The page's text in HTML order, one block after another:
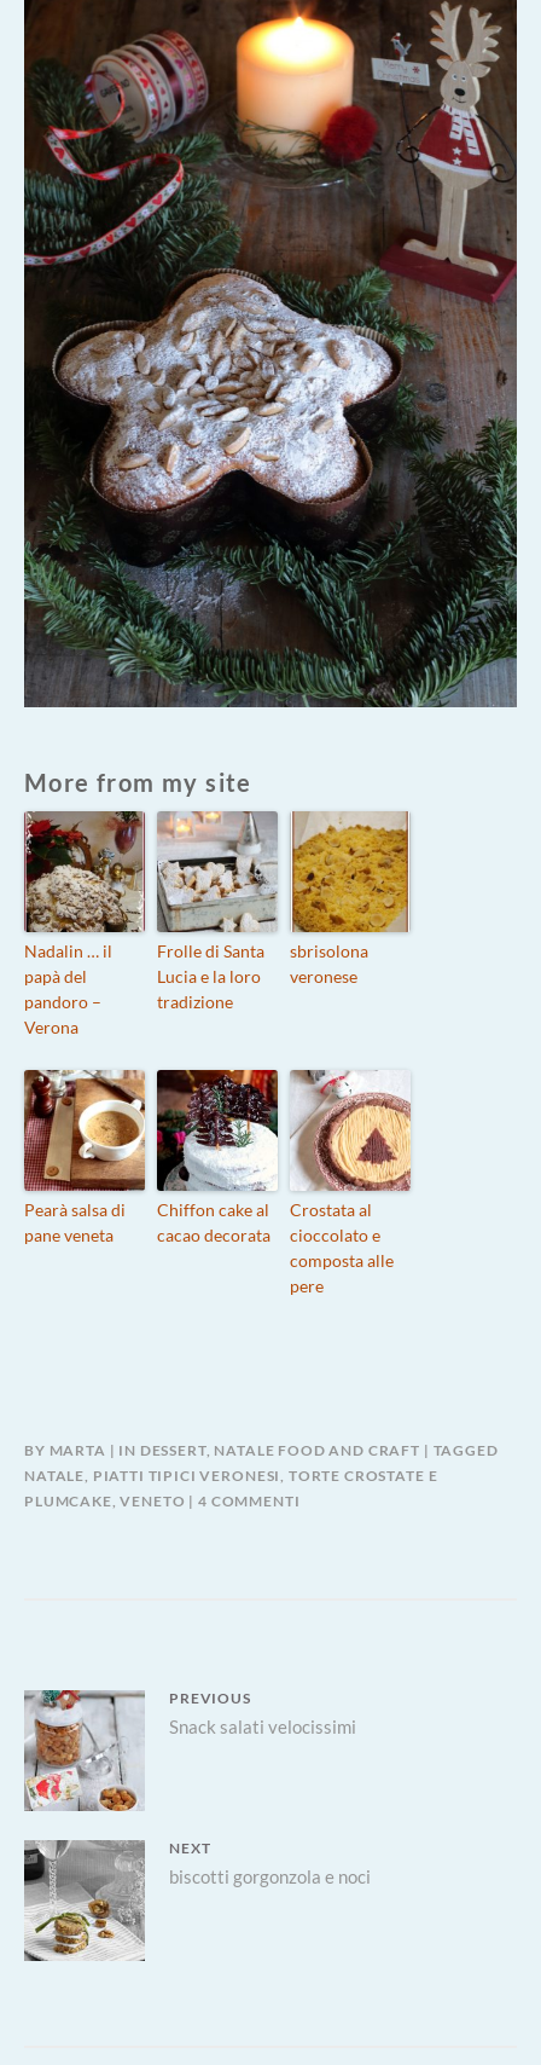
More from my site
Nadalin … il
papà del
pandoro –
Verona
Frolle di Santa
Lucia e la loro
tradizione
sbrisolona
veronese
Pearà salsa di
pane veneta
Chiffon cake al
cacao decorata
Crostata al
cioccolato e
composta alle
pere
BY MARTA IN DESSERT, NATALE FOOD AND CRAFT
TAGGED
NATALE, PIATTI TIPICI VERONESI, TORTE CROSTATE E
PLUMCAKE,VENETO 4 COMMENTI
Navigazione
articoli
PREVIOUS
Previous
post:
Snack salati velocissimi
NEXT
Next
post:
biscotti gorgonzola e noci